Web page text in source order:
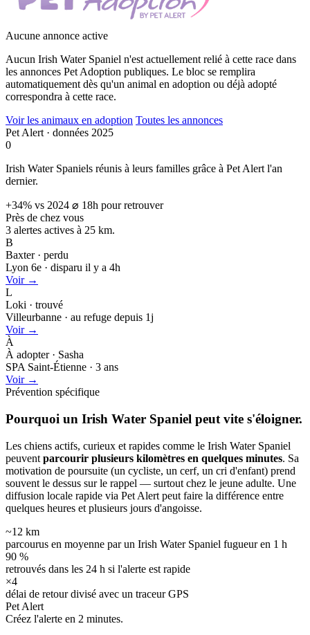
Aucune annonce active
Aucun Irish Water Spaniel n'est actuellement relié à cette race dans
les annonces Pet Adoption publiques. Le bloc se remplira
automatiquement dès qu'un animal en adoption ou déjà adopté
correspondra à cette race.
Voir les animaux en adoption Toutes les annonces
Pet Alert · données 2025
0
Irish Water Spaniels réunis à leurs familles grâce à Pet Alert l'an
dernier.
+34% vs 2024 ⌀ 18h pour retrouver
Près de chez vous
3 alertes actives à 25 km.
B
Baxter · perdu
Lyon 6e · disparu il y a 4h
Voir →
L
Loki · trouvé
Villeurbanne · au refuge depuis 1j
Voir →
À
À adopter · Sasha
SPA Saint-Étienne · 3 ans
Voir →
Prévention spécifique
Pourquoi un Irish Water Spaniel peut vite s'éloigner.
Les chiens actifs, curieux et rapides comme le Irish Water Spaniel
peuvent parcourir plusieurs kilomètres en quelques minutes. Sa
motivation de poursuite (un cycliste, un cerf, un cri d'enfant) prend
souvent le dessus sur le rappel — surtout chez le jeune adulte. Une
diffusion locale rapide via Pet Alert peut faire la différence entre
quelques heures et plusieurs jours d'angoisse.
~12 km
parcourus en moyenne par un Irish Water Spaniel fugueur en 1 h
90 %
retrouvés dans les 24 h si l'alerte est rapide
×4
délai de retour divisé avec un traceur GPS
Pet Alert
Créez l'alerte en 2 minutes.